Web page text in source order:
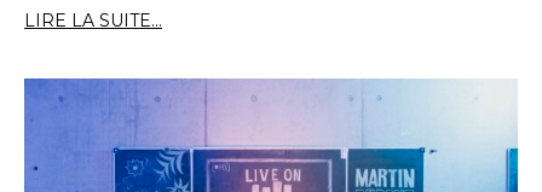
LIRE LA SUITE...